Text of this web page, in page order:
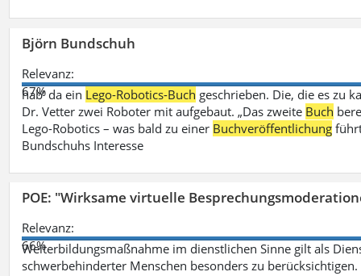
Björn Bundschuh
Relevanz:
67%
hab‘ da ein Lego-Robotics-Buch geschrieben. Die, die es zu
Dr. Vetter zwei Roboter mit aufgebaut. „Das zweite Buch
Lego-Robotics – was bald zu einer Buchveröffentlichung
Bundschuhs Interesse
POE: "Wirksame virtuelle
Relevanz:
66%
Weiterbildungsmaßnahme im dienstlichen Sinne gilt als
schwerbehinderter Menschen besonders zu berücksichtigen.